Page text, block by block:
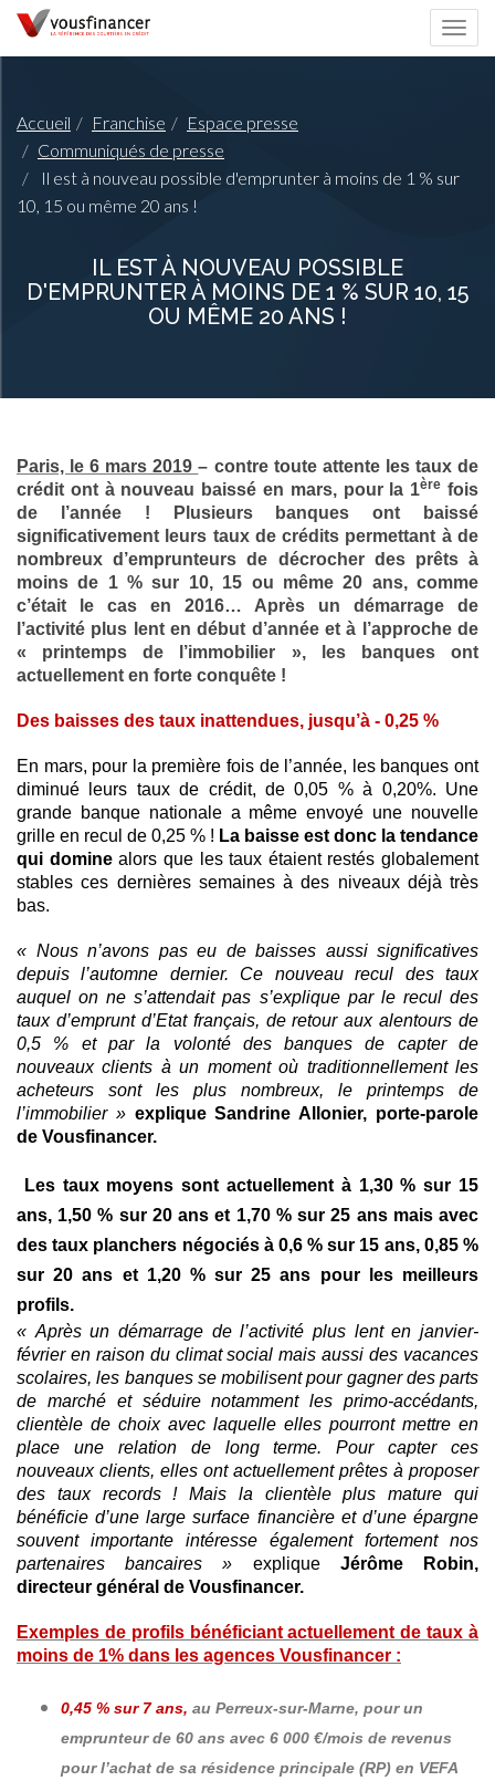
Accueil Franchise
Espace presse
Communiqués de presse
Il est à nouveau possible d'emprunter à moins de 1 % sur
10, 15 ou même 20 ans !
IL EST À NOUVEAU POSSIBLE
D'EMPRUNTER À MOINS DE 1 % SUR 10, 15
OU MÊME 20 ANS !
Paris, le 6 mars 2019– contre toute attente les taux de
crédit ont à nouveau baissé en mars, pour la 1ère fois
de l’année ! Plusieurs banques ont baissé
significativement leurs taux de crédits permettant à de
nombreux d’emprunteurs de décrocher des prêts à
moins de 1 % sur 10, 15 ou même 20 ans, comme
c’était le cas en 2016… Après un démarrage de
l’activité plus lent en début d’année et à l’approche de
« printemps de l’immobilier », les banques ont
actuellement en forte conquête !
Des baisses des taux inattendues, jusqu’à - 0,25 %
En mars, pour la première fois de l’année, les banques ont
diminué leurs taux de crédit, de 0,05 % à 0,20%. Une
grande banque nationale a même envoyé une nouvelle
grille en recul de 0,25 % ! La baisse est donc la tendance
qui dominealors que les taux étaient restés globalement
stables ces dernières semaines à des niveaux déjà très
bas.
« Nous n’avons pas eu de baisses aussi significatives
depuis l’automne dernier. Ce nouveau recul des taux
auquel on ne s’attendait pas s’explique par le recul des
taux d’emprunt d’Etat français, de retour aux alentours de
0,5 % et par la volonté des banques de capter de
nouveaux clients à un moment où traditionnellement les
acheteurs sont les plus nombreux, le printemps de
l’immobilier »explique Sandrine Allonier, porte-parole
de Vousfinancer.
Les taux moyens sont actuellement à 1,30 % sur 15
ans, 1,50 % sur 20 ans et 1,70 % sur 25 ans mais avec
des taux planchers négociés à 0,6 % sur 15 ans, 0,85 %
sur 20 ans et 1,20 % sur 25 ans pour les meilleurs
profils.
« Après un démarrage de l’activité plus lent en janvier-
février en raison du climat social mais aussi des vacances
scolaires, les banques se mobilisent pour gagner des parts
de marché et séduire notamment les primo-accédants,
clientèle de choix avec laquelle elles pourront mettre en
place une relation de long terme. Pour capter ces
nouveaux clients, elles ont actuellement prêtes à proposer
des taux records ! Mais la clientèle plus mature qui
bénéficie d’une large surface financière et d’une épargne
souvent importante intéresse également fortement nos
partenaires bancaires » explique Jérôme Robin,
directeur général de Vousfinancer.
Exemples de profils bénéficiant actuellement de taux à
moins de 1% dans les agences Vousfinancer :
0,45 % sur 7 ans, au Perreux-sur-Marne, pour un
emprunteur de 60 ans avec 6 000 €/mois de revenus
pour l’achat de sa résidence principale (RP) en VEFA